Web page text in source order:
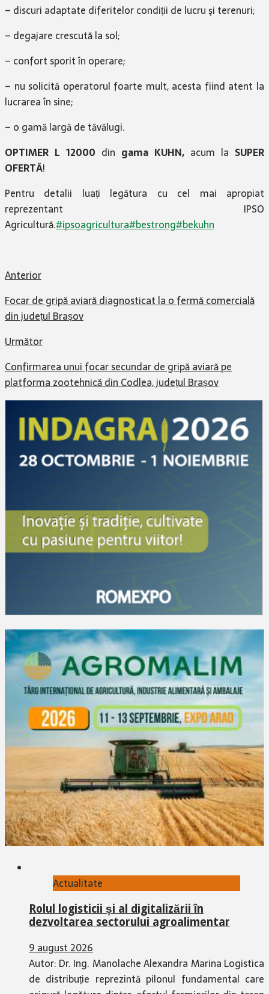
– discuri adaptate diferitelor condiții de lucru şi terenuri;
– degajare crescută la sol;
– confort sporit în operare;
– nu solicită operatorul foarte mult, acesta fiind atent la
lucrarea în sine;
– o gamă largă de tăvălugi.
OPTIMER L 12000 din gama KUHN, acum la SUPER
OFERTĂ!
Pentru detalii luați legătura cu cel mai apropiat
reprezentant IPSO
Agricultură.#ipsoagricultura#bestrong#bekuhn
Anterior
Focar de gripă aviară diagnosticat la o fermă comercială
din județul Brașov
Următor
Confirmarea unui focar secundar de gripă aviară pe
platforma zootehnică din Codlea, județul Brașov
Actualitate
Rolul logisticii și al digitalizării în
dezvoltarea sectorului agroalimentar
9 august 2026
Autor: Dr. Ing. Manolache Alexandra Marina Logistica
de distribuție reprezintă pilonul fundamental care